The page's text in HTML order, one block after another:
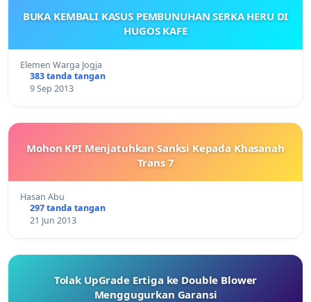
BUKA KEMBALI KASUS PEMBUNUHAN SERKA HERU DI
HUGOS KAFE
Elemen Warga Jogja
383 tanda tangan
9 Sep 2013
Mohon KPI Menjatuhkan Sanksi Kepada Khasanah
Trans 7
Hasan Abu
297 tanda tangan
21 Jun 2013
Tolak UpGrade Ertiga ke Double Blower
Menggugurkan Garansi